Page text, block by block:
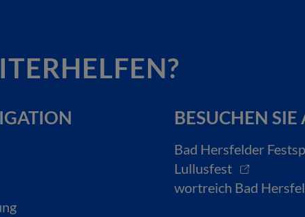
BESUCHEN SIE
Bad Hersfelder
Lullusfest
wortreich Bad